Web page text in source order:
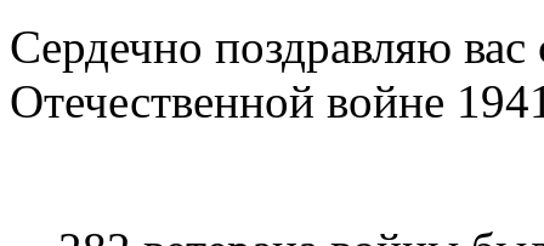
Сердечно поздравляю
Отечественной войне